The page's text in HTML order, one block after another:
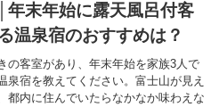
年末年始に露天風呂付客
温泉宿のおすすめは？
の客室があり、年末年始を家族3人で
泉宿を教えてください。富士山が見え
都内に住んでいたらなかなか味わえな